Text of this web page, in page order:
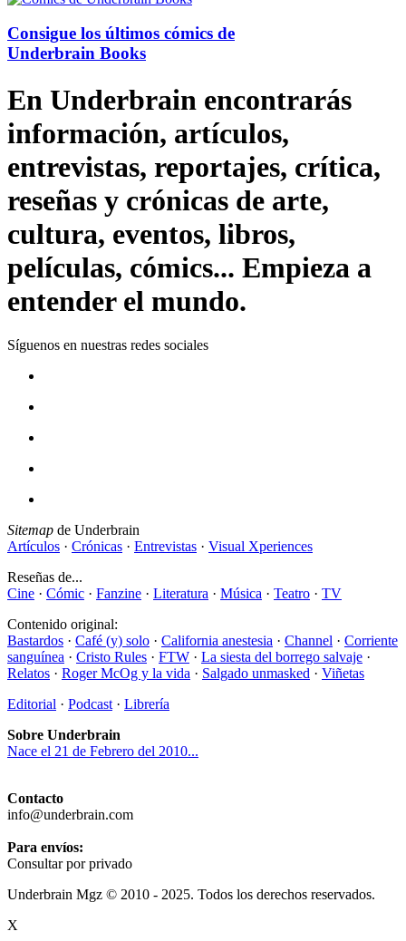
Consigue los últimos cómics de
Underbrain Books
En Underbrain encontrarás
información, artículos,
entrevistas, reportajes, crítica,
reseñas y crónicas de arte,
cultura, eventos, libros,
películas, cómics... Empieza a
entender el mundo.
Síguenos en nuestras redes sociales
Sitemap de Underbrain
Artículos · Crónicas · Entrevistas · Visual Xperiences
Reseñas de...
Cine · Cómic · Fanzine · Literatura · Música · Teatro · TV
Contenido original:
Bastardos · Café (y) solo · California anestesia · Channel · Corriente
sanguínea · Cristo Rules · FTW · La siesta del borrego salvaje ·
Relatos · Roger McOg y la vida · Salgado unmasked · Viñetas
Editorial · Podcast · Librería
Sobre Underbrain
Nace el 21 de Febrero del 2010...
Contacto
info@underbrain.com
Para envíos:
Consultar por privado
Underbrain Mgz © 2010 - 2025. Todos los derechos reservados.
X